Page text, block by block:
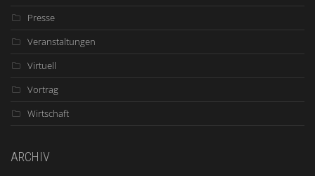
Presse
Veranstaltungen
Virtuell
Vortrag
Wirtschaft
ARCHIV